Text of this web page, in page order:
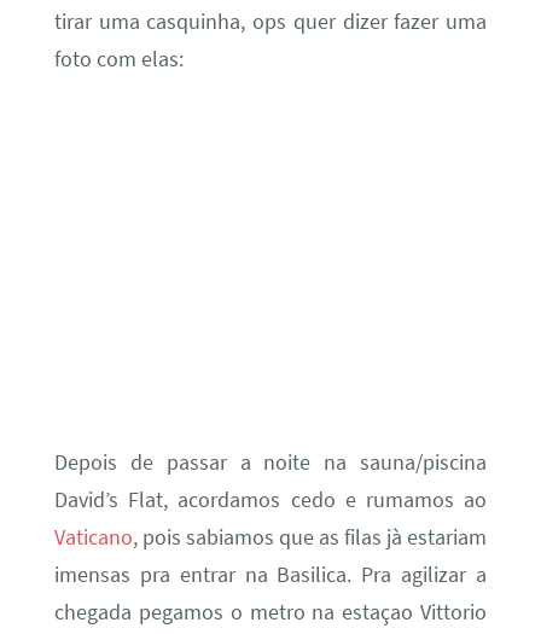
tirar uma casquinha, ops quer dizer fazer uma
foto com elas:
Depois de passar a noite na sauna/piscina
David’s Flat, acordamos cedo e rumamos ao
Vaticano, pois sabiamos que as filas jà estariam
imensas pra entrar na Basilica. Pra agilizar a
chegada pegamos o metro na estaçao Vittorio